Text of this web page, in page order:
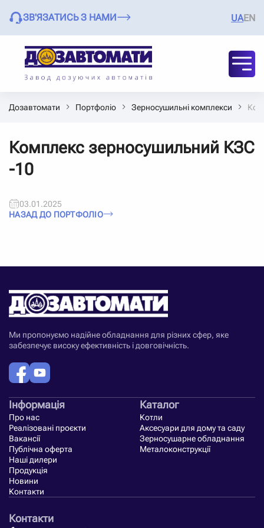
ЗВ'ЯЗАТИСЬ З НАМИ UAEN
Дозавтомати Портфоліо Зерносушильні комплекси
Комплекс зерносушильний КЗС
-10
03.01.2025
НАЗАД ДО ПОРТФОЛІО
Ми пропонуємо надійне обладнання для різних сфер, яке
забезпечує високу ефективність і довговічність.
Інформація
Про нас
Реалізовані проєкти
Вакансії
Публічна оферта
Наші дилери
Продукція
Новини
Контакти
Каталог
Котли
Аксесуари для дому та саду
Зерносушарне обладнання
Металоконструкції
Контакти